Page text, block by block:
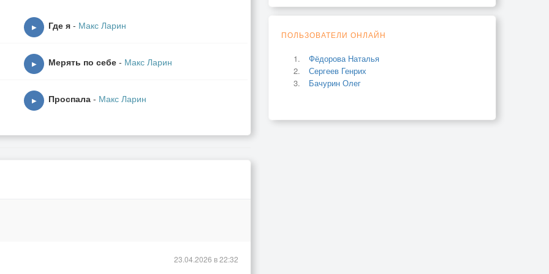
▶ Где я - Макс Ларин
▶ Мерять по себе - Макс Ларин
▶ Проспала - Макс Ларин
23.04.2026 в 22:32
ПОЛЬЗОВАТЕЛИ ОНЛАЙН
Фёдорова Наталья
Сергеев Генрих
Бачурин Олег